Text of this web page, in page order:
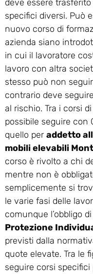
deve essere
specifici diversi. Può
nuovo corso di
azienda siano
in cui il lavoratore
lavoro con altra
stesso può non
contrario deve
al rischio. Tra i corsi
possibile seguire con
quello per addetto
mobili elevabili
corso è rivolto a chi
mentre non è
semplicemente si
le varie fasi delle
comunque l’obbligo
Protezione
previsti dalla
quote elevate. Tra le
seguire corsi